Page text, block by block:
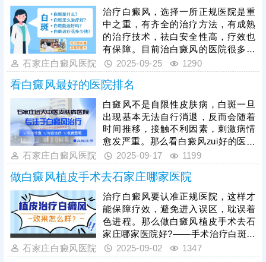
者信赖。可结合自身需求、病情特点
及经济情况选择合适的医院就诊，规
范治疗，科学干预，争取早日消灭白
斑。
治疗白癜风，选择一所正规医院是重
中之重，有齐全的治疗方法，有成熟
的治疗技术，祛白安全性高，疗效也
有保障。目前治白癜风的医院很多，
有综合性的有专科医院，有中医院
等，近日，有患者朋友问：白癜风三
甲医院和专科医院费用差多少?不同医
院的检查、治疗方法定价不一样，患
者病情不一样，复色所需时间有长有
短，治疗花销因人而异。治白癜风可
以到石家庄远大医院，专攻白斑诊
治，收费公正透明，得到患者信赖。
石家庄白癜风医院 2025-09-25 1290
看白癜风最好的医院排名
白癜风不是自限性皮肤病，白斑一旦
出现基本无法自行消退，反而会随着
时间推移，接触不利因素，刺激病情
愈发严重。那么看白癜风zui好的医院
排名哪些好?——河北地区治白癜风，
疗设备全，治疗技术成熟，具有祛白
优势。
石家庄白癜风医院 2025-09-17 1199
做白癜风植皮手术去石家庄哪家医院
治疗白癜风要认准正规医院，这样才
能保障疗效，避免进入误区，耽误着
色进程。那么做白癜风植皮手术去石
家庄哪家医院好?——手术治疗白斑包
括传统的植皮手术，也有新型的黑色
石家庄白癜风医院 2025-09-02 1347